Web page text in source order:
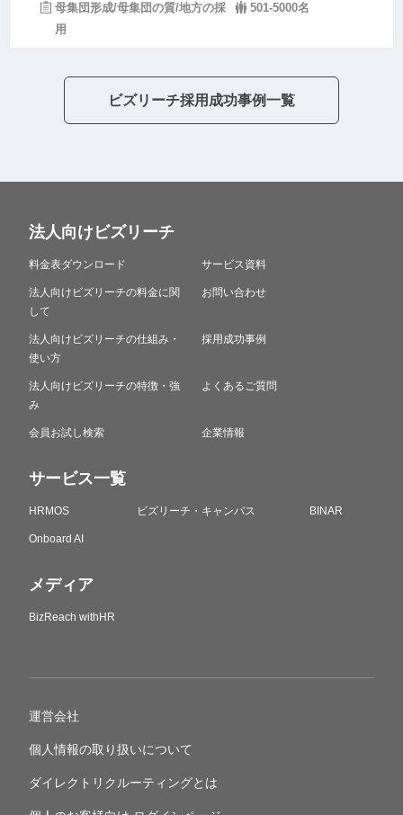
母集団形成/母集団の質/地方の採
用
501-5000名
ビズリーチ採用成功事例一覧
法人向けビズリーチ
料金表ダウンロード
法人向けビズリーチの料金に関
して
法人向けビズリーチの仕組み・
使い方
法人向けビズリーチの特徴・強
み
会員お試し検索
サービス資料
お問い合わせ
採用成功事例
よくあるご質問
企業情報
サービス一覧
HRMOS ビズリーチ・キャンパス BINAR
Onboard AI
メディア
BizReach withHR
運営会社
個人情報の取り扱いについて
ダイレクトリクルーティングとは